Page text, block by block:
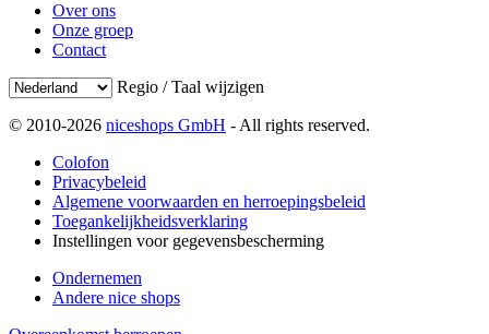
Over ons
Onze groep
Contact
Regio / Taal wijzigen
© 2010-2026 niceshops GmbH - All rights reserved.
Colofon
Privacybeleid
Algemene voorwaarden en herroepingsbeleid
Toegankelijkheidsverklaring
Instellingen voor gegevensbescherming
Ondernemen
Andere nice shops